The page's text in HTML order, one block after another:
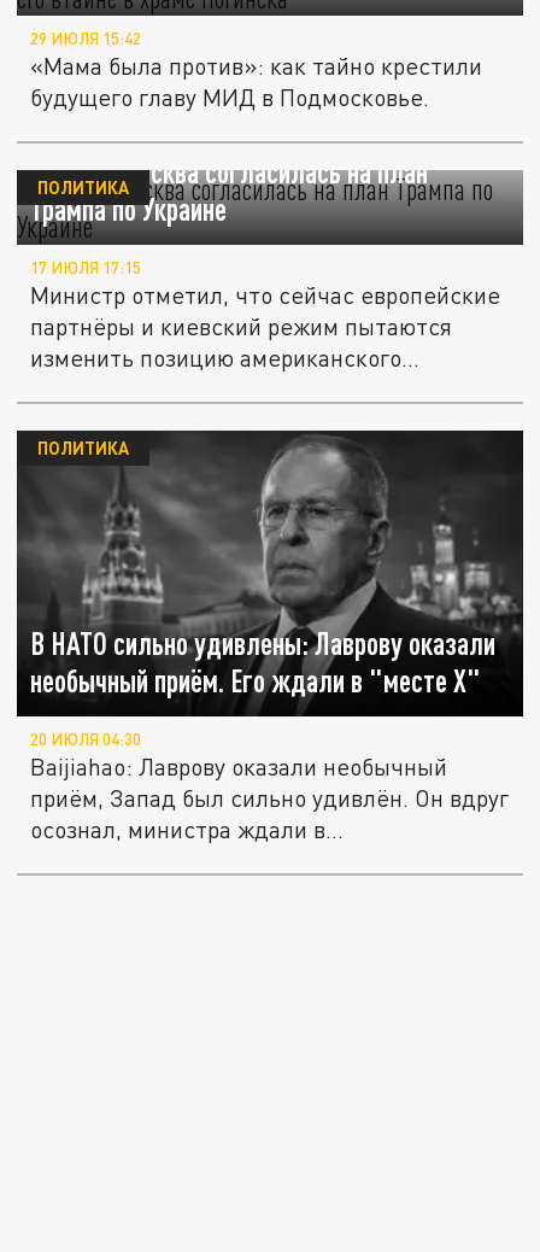
29 ИЮЛЯ 15:42
«Мама была против»: как тайно крестили
будущего главу МИД в Подмосковье.
Лавров: Москва согласилась на план
Трампа по Украине
ПОЛИТИКА
17 ИЮЛЯ 17:15
Министр отметил, что сейчас европейские
партнёры и киевский режим пытаются
изменить позицию американского...
В НАТО сильно удивлены: Лаврову оказали
необычный приём. Его ждали в "месте X"
ПОЛИТИКА
20 ИЮЛЯ 04:30
Baijiahao: Лаврову оказали необычный
приём, Запад был сильно удивлён. Он вдруг
осознал, министра ждали в...